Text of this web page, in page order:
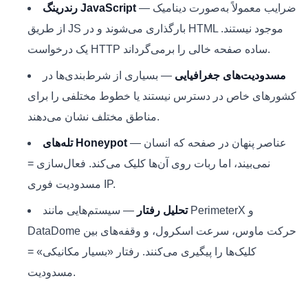
رندرینگ JavaScript — ضرایب معمولاً به‌صورت دینامیک
از طریق JS بارگذاری می‌شوند و در HTML موجود نیستند.
یک درخواست HTTP ساده صفحه خالی را برمی‌گرداند.
مسدودیت‌های جغرافیایی — بسیاری از شرط‌بندی‌ها در
کشورهای خاص در دسترس نیستند یا خطوط مختلفی را برای
مناطق مختلف نشان می‌دهند.
تله‌های Honeypot — عناصر پنهان در صفحه که انسان
نمی‌بیند، اما ربات روی آن‌ها کلیک می‌کند. فعال‌سازی =
مسدودیت فوری IP.
تحلیل رفتار — سیستم‌هایی مانند PerimeterX و
DataDome حرکت ماوس، سرعت اسکرول، و وقفه‌های بین
کلیک‌ها را پیگیری می‌کنند. رفتار «بسیار مکانیکی» =
مسدودیت.